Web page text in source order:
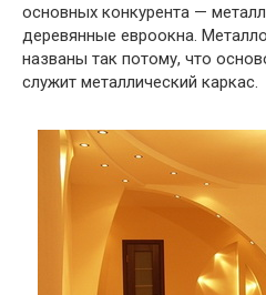
основных конкурента —
деревянные евроокна.
названы так потому, что
служит металлический каркас.